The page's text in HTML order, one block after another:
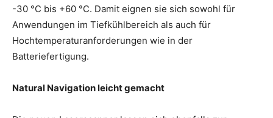
-30 °C bis +60 °C. Damit eignen sie sich sowohl für
Anwendungen im Tiefkühlbereich als auch für
Hochtemperaturanforderungen wie in der
Batteriefertigung.
Natural Navigation leicht gemacht